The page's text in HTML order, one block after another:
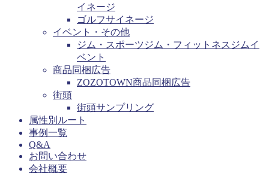
イネージ
ゴルフサイネージ
イベント・その他
ジム・スポーツジム・フィットネスジムイ
ベント
商品同梱広告
ZOZOTOWN商品同梱広告
街頭
街頭サンプリング
属性別ルート
事例一覧
Q&A
お問い合わせ
会社概要